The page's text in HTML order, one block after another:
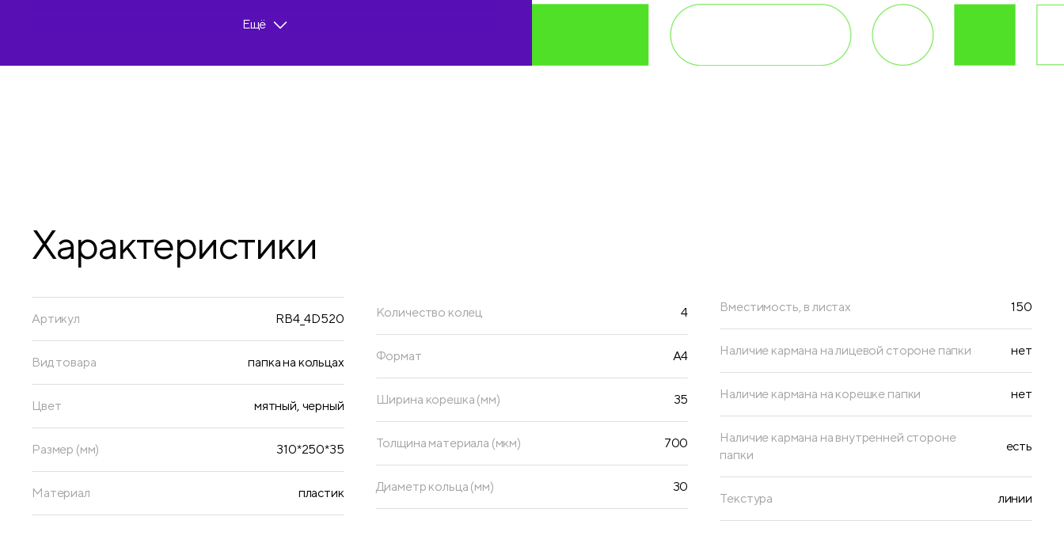
прозрачным карманом для удобного хранения мелочей: ручки,
310*250*35 мм. Упакована в индивидуальный прозрачный пакет
Ещё
Характеристики
Артикул RB4_4D520
Вид товара папка на кольцах
Цвет мятный, черный
Размер (мм) 310*250*35
Материал пластик
Количество колец 4
Формат A4
Ширина корешка (мм) 35
Толщина материала (мкм) 700
Диаметр кольца (мм) 30
Вместимость, в листах 150
Наличие кармана на лицевой стороне папки нет
Наличие кармана на корешке папки нет
Наличие кармана на внутренней стороне
папки
есть
Текстура линии